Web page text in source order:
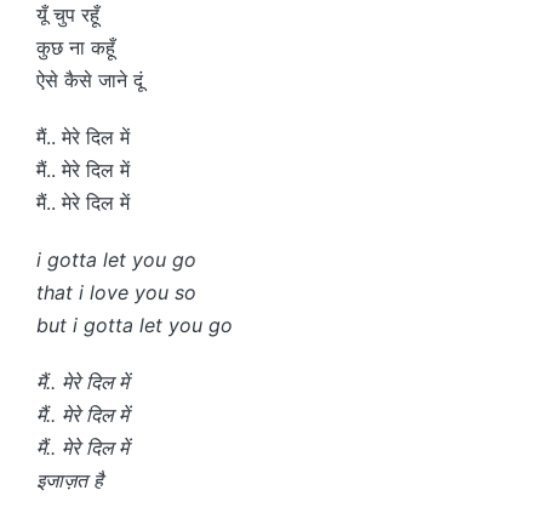
यूँ चुप रहूँ
कुछ ना कहूँ
ऐसे कैसे जाने दूं
मैं.. मेरे दिल में
मैं.. मेरे दिल में
मैं.. मेरे दिल में
i gotta let you go
that i love you so
but i gotta let you go
मैं.. मेरे दिल में
मैं.. मेरे दिल में
मैं.. मेरे दिल में
इजाज़त है